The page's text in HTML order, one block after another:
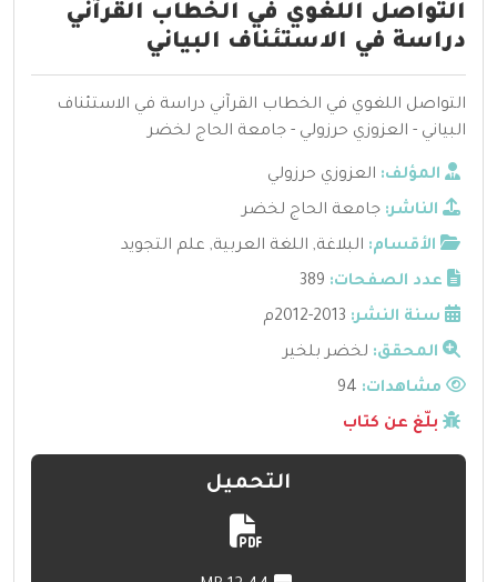
التواصل اللغوي في الخطاب القرآني
دراسة في الاستئناف البياني
التواصل اللغوي في الخطاب القرآني دراسة في الاستئناف
البياني - العزوزي حرزولي - جامعة الحاج لخضر
المؤلف: العزوزي حرزولي
الناشر: جامعة الحاج لخضر
الأقسام: البلاغة, اللغة العربية, علم التجويد
عدد الصفحات: 389
سنة النشر: 2013-2012م
المحقق: لخضر بلخير
مشاهدات:
بلّغ عن كتاب
التحميل